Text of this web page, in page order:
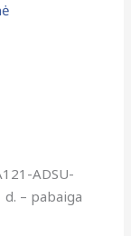
ADSU-
– pabaiga